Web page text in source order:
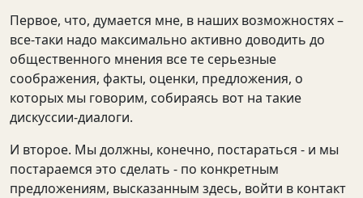
Первое, что, думается мне, в наших возможностях –
все-таки надо максимально активно доводить до
общественного мнения все те серьезные
соображения, факты, оценки, предложения, о
которых мы говорим, собираясь вот на такие
дискуссии-диалоги.
И второе. Мы должны, конечно, постараться - и мы
постараемся это сделать - по конкретным
предложениям, высказанным здесь, войти в контакт